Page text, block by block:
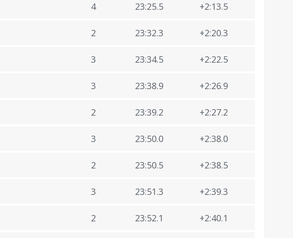
4 23:25.5 +2:13.5
2 23:32.3 +2:20.3
3 23:34.5 +2:22.5
3 23:38.9 +2:26.9
2 23:39.2 +2:27.2
3 23:50.0 +2:38.0
2 23:50.5 +2:38.5
3 23:51.3 +2:39.3
2 23:52.1 +2:40.1